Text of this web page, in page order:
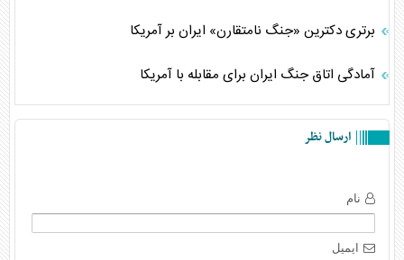
برتری دکترین «جنگ نامتقارن» ایران بر آمریکا
آمادگی اتاق جنگ ایران برای مقابله با آمریکا
ارسال نظر
نام
ایمیل